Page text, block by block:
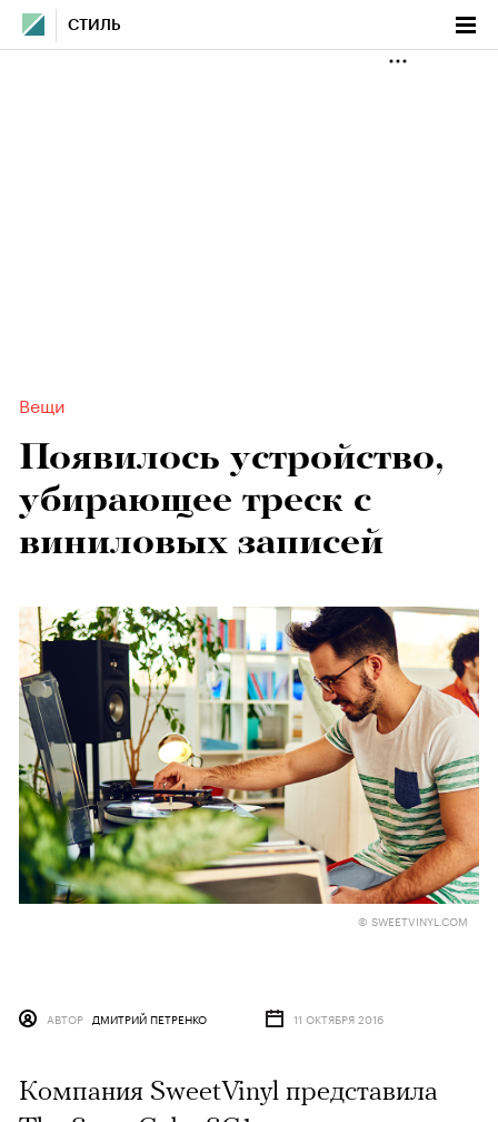
СТИЛЬ
Вещи
Появилось устройство,
убирающее треск с
виниловых записей
© SWEETVINYL.COM
АВТОР ДМИТРИЙ ПЕТРЕНКО 11 ОКТЯБРЯ 2016
Компания SweetVinyl представила